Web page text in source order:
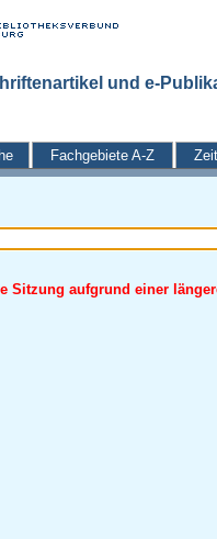
und e-
Fachgebiete A-Z
Sitzung aufgrund einer